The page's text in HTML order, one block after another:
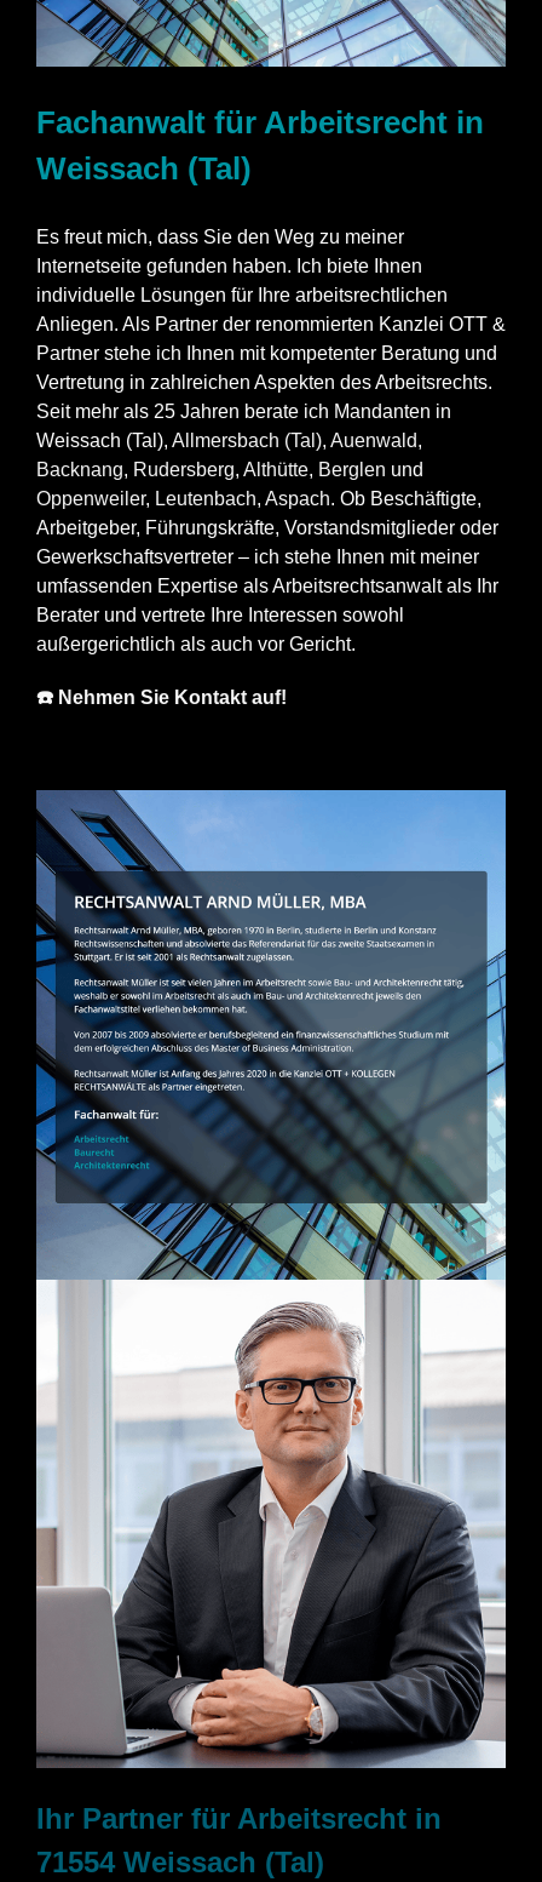
Fachanwalt für Arbeitsrecht in
Weissach (Tal)
Es freut mich, dass Sie den Weg zu meiner
Internetseite gefunden haben. Ich biete Ihnen
individuelle Lösungen für Ihre arbeitsrechtlichen
Anliegen. Als Partner der renommierten Kanzlei OTT &
Partner stehe ich Ihnen mit kompetenter Beratung und
Vertretung in zahlreichen Aspekten des Arbeitsrechts.
Seit mehr als 25 Jahren berate ich Mandanten in
Weissach (Tal), Allmersbach (Tal), Auenwald,
Backnang, Rudersberg, Althütte, Berglen und
Oppenweiler, Leutenbach, Aspach. Ob Beschäftigte,
Arbeitgeber, Führungskräfte, Vorstandsmitglieder oder
Gewerkschaftsvertreter – ich stehe Ihnen mit meiner
umfassenden Expertise als Arbeitsrechtsanwalt als Ihr
Berater und vertrete Ihre Interessen sowohl
außergerichtlich als auch vor Gericht.
☎️ Nehmen Sie Kontakt auf!
Ihr Partner für Arbeitsrecht in
71554 Weissach (Tal)